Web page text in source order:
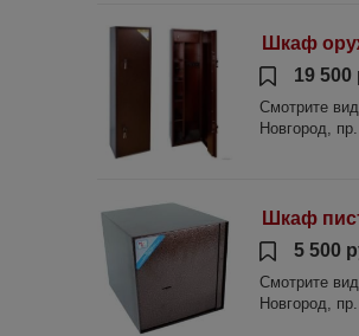
Шкаф
19 500
Смотрите
Новгород,
Шкаф
5 500
Смотрите
Новгород,